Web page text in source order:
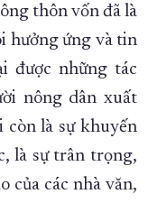
thôn vốn đã là
hưởng ứng và tin
được những tác
nông dân xuất
còn là sự khuyến
là sự trân trọng,
của các nhà văn,